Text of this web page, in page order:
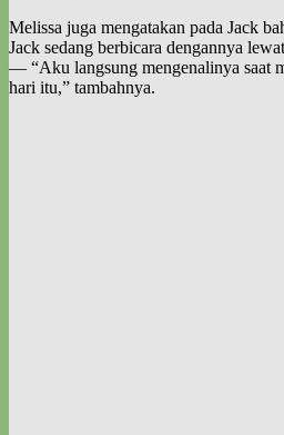
Melissa juga mengatakan pada Jack
Jack sedang berbicara dengannya
— “Aku langsung mengenalinya saat
hari itu,” tambahnya.